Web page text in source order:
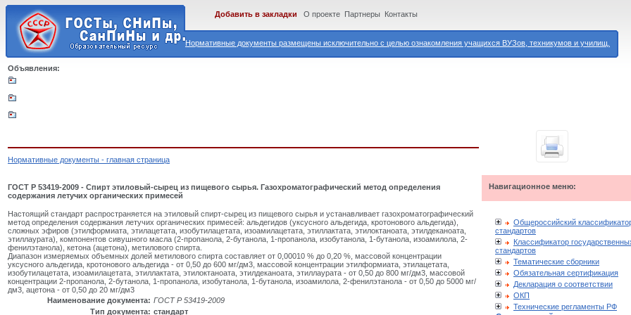
Нормативные документы размещены исключительно с целью ознакомления учащихся ВУЗов, техникумов и училищ.
Добавить в закладки О проекте Партнеры Контакты
Объявления:
Нормативные документы - главная страница
ГОСТ Р 53419-2009 - Спирт этиловый-сырец из пищевого сырья. Газохроматографический метод определения
содержания летучих органических примесей
Настоящий стандарт распространяется на этиловый спирт-сырец из пищевого сырья и устанавливает газохроматографический
метод определения содержания летучих органических примесей: альдегидов (уксусного альдегида, кротонового альдегида),
сложных эфиров (этилформиата, этилацетата, изобутилацетата, изоамилацетата, этиллактата, этилоктаноата, этилдеканоата,
этиллаурата), компонентов сивушного масла (2-пропанола, 2-бутанола, 1-пропанола, изобутанола, 1-бутанола, изоамилола, 2-
фенилэтанола), кетона (ацетона), метилового спирта.
Диапазон измеряемых объемных долей метилового спирта составляет от 0,00010 % до 0,20 %, массовой концентрации
уксусного альдегида, кротонового альдегида - от 0,50 до 600 мг/дм3, массовой концентрации этилформиата, этилацетата,
изобутилацетата, изоамилацетата, этиллактата, этилоктаноата, этилдеканоата, этиллаурата - от 0,50 до 800 мг/дм3, массовой
концентрации 2-пропанола, 2-бутанола, 1-пропанола, изобутанола, 1-бутанола, изоамилола, 2-фенилэтанола - от 0,50 до 5000 мг/
дм3, ацетона - от 0,50 до 20 мг/дм3
Наименование документа: ГОСТ Р 53419-2009
Тип документа: стандарт
Навигационное меню:
Общероссийский
стандартов
Классификатор
стандартов
Тематические сборники
Обязательная сертификация
Декларация о соответствии
ОКП
Технические регламенты РФ